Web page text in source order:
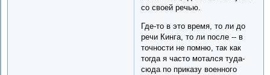
со своей речью.
Где-то в это время, то ли до
речи Кинга, то ли после -- в
точности не помню, так как
тогда я часто мотался туда-
сюда по приказу военного